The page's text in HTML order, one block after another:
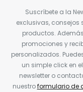
Suscríbete a la
exclusivas, consejos
productos.
promociones y
personalizados.
un simple click en
newsletter o
nuestroformulario de